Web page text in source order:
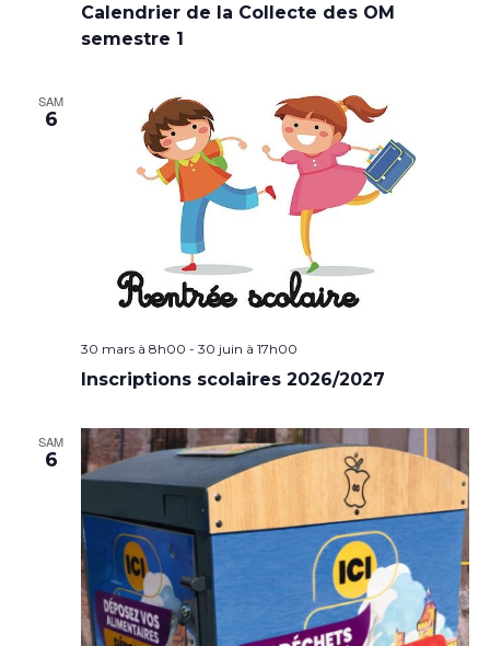
Calendrier de la Collecte des OM
semestre 1
SAM
6
30 mars à 8h00 - 30 juin à 17h00
Inscriptions scolaires 2026/2027
SAM
6